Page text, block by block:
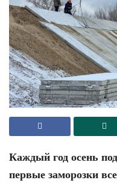
Каждый год осень
первые заморозки